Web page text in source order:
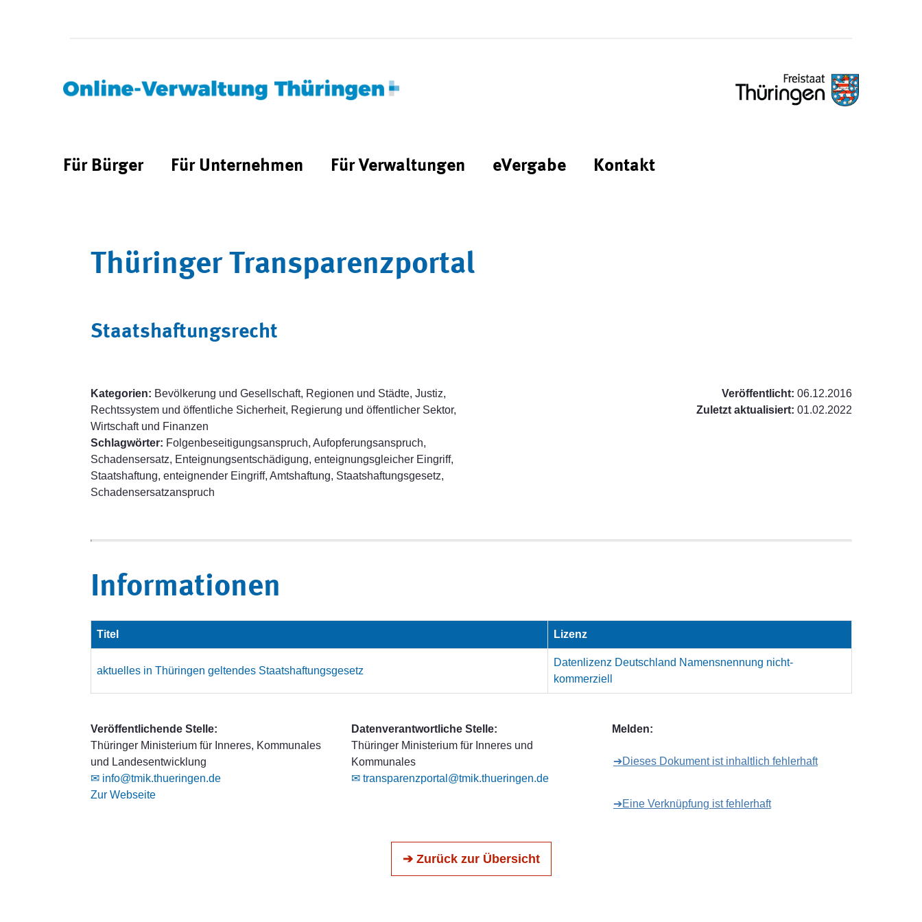
Für Bürger Für Unternehmen Für Verwaltungen eVergabe Kontakt
Thüringer Transparenzportal
Staatshaftungsrecht
Kategorien: Bevölkerung und Gesellschaft, Regionen und Städte, Justiz,
Rechtssystem und öffentliche Sicherheit, Regierung und öffentlicher Sektor,
Wirtschaft und Finanzen
Schlagwörter: Folgenbeseitigungsanspruch, Aufopferungsanspruch,
Schadensersatz, Enteignungsentschädigung, enteignungsgleicher Eingriff,
Staatshaftung, enteignender Eingriff, Amtshaftung, Staatshaftungsgesetz,
Schadensersatzanspruch
Veröffentlicht: 06.12.2016
Zuletzt aktualisiert: 01.02.2022
Informationen
Titel Lizenz
aktuelles in Thüringen geltendes Staatshaftungsgesetz
Datenlizenz Deutschland Namensnennung nicht-
kommerziell
Veröffentlichende Stelle:
Thüringer Ministerium für Inneres, Kommunales
und Landesentwicklung
✉ info@tmik.thueringen.de
Zur Webseite
Datenverantwortliche Stelle:
Thüringer Ministerium für Inneres und
Kommunales
✉ transparenzportal@tmik.thueringen.de
Melden:
➔Dieses Dokument ist inhaltlich fehlerhaft
➔Eine Verknüpfung ist fehlerhaft
➔ Zurück zur Übersicht